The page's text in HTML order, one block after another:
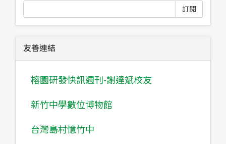
訂閱
友善連結
榕園研發快訊週刊-謝達斌校友
新竹中學數位博物館
台灣島村憶竹中